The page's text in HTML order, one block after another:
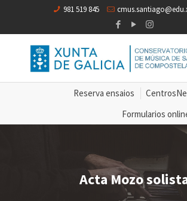
981 519 845
Reserva ensaios
Formularios
Acta Mozo